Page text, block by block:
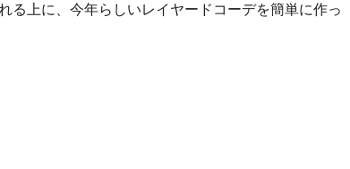
る上に、今年らしいレイヤードコーデを簡単に作っ